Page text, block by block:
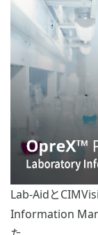
Lab-Aidと
Information